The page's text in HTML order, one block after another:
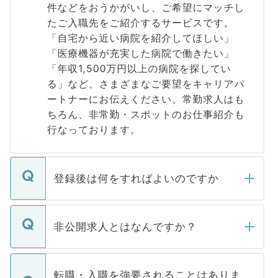
件などをおうかがいし、ご希望にマッチし
たご入職先をご紹介するサービスです。
「自宅から近い病院を紹介してほしい」
「医療機器が充実した病院で働きたい」
「年収1,500万円以上の病院を探してい
る」など、さまざまなご要望をキャリアパ
ートナーにお伝えください。常勤求人はも
ちろん、非常勤・スポットのお仕事紹介も
行なっております。
登録後は何をすればよいのですか
ご登録いただきましたら、弊社担当者がご
登録内容を確認し、その後メールもしくは
ます。通常、5営業日以内にはご連絡をせて
いただきますので、しばらくお待ちくださ
非公開求人とはなんですか？
マイナビDOCTORで取り扱っている求人の
うち約3割は、Webサイトからご覧いただ
転職・入職を強要されることはありま